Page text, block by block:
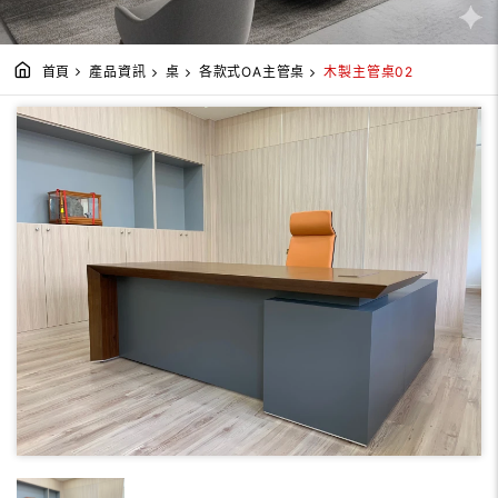
首頁 產品資訊 桌 各款式OA主管桌 木製主管桌02